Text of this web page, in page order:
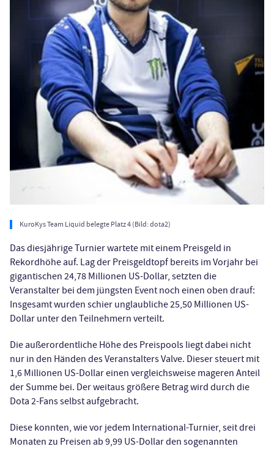
KuroKys Team Liquid belegte Platz 4 (Bild: dota2)
Das diesjährige Turnier wartete mit einem Preisgeld in
Rekordhöhe auf. Lag der Preisgeldtopf bereits im Vorjahr bei
gigantischen 24,78 Millionen US-Dollar, setzten die
Veranstalter bei dem jüngsten Event noch einen oben drauf:
Insgesamt wurden schier unglaubliche 25,50 Millionen US-
Dollar unter den Teilnehmern verteilt.
Die außerordentliche Höhe des Preispools liegt dabei nicht
nur in den Händen des Veranstalters Valve. Dieser steuert mit
1,6 Millionen US-Dollar einen vergleichsweise mageren Anteil
der Summe bei. Der weitaus größere Betrag wird durch die
Dota 2-Fans selbst aufgebracht.
Diese konnten, wie vor jedem International-Turnier, seit drei
Monaten zu Preisen ab 9,99 US-Dollar den sogenannten